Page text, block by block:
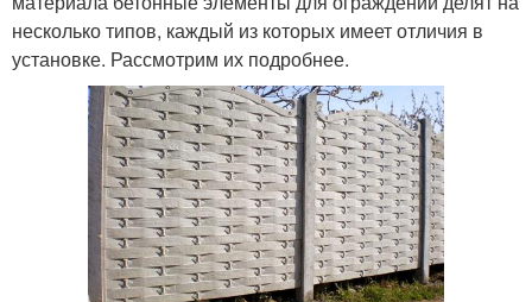
несколько типов, каждый из которых имеет отличия в
установке. Рассмотрим их подробнее.